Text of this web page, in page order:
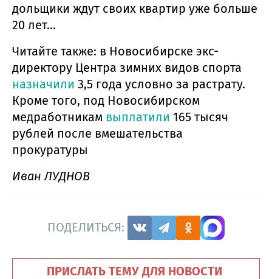
дольщики ждут своих квартир уже больше
20 лет…
Читайте также: в Новосибирске экс-
директору Центра зимних видов спорта
назначили 3,5 года условно за растрату.
Кроме того, под Новосибирском
медработникам выплатили 165 тысяч
рублей после вмешательства
прокуратуры
Иван ЛУДНОВ
ПОДЕЛИТЬСЯ:
ПРИСЛАТЬ ТЕМУ ДЛЯ НОВОСТИ